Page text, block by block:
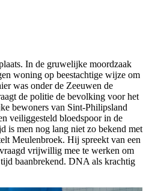
In de gruwelijke moordzaak
woning op beestachtige wijze om
was onder de Zeeuwen de
de politie de bevolking voor het
bewoners van Sint-Philipsland
veiliggesteld bloedspoor in de
is men nog lang niet zo bekend met
Meulenbroek. Hij spreekt van een
vrijwillig mee te werken om
baanbrekend. DNA als krachtig